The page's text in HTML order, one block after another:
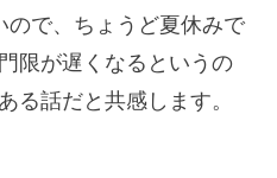
で、ちょうど夏休みで
限が遅くなるというの
る話だと共感します。